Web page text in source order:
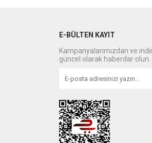
E-BÜLTEN KAYIT
Kampanyalarımızdan ve
güncel olarak haberdar olun.